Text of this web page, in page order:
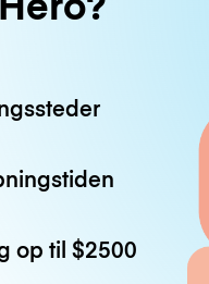
op til$2500